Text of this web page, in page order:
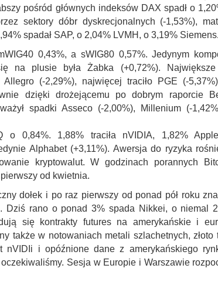
pośród głównych indeksów DAX spadł o
sektory dóbr dyskrecjonalnych (-1,53%),
spadał SAP, o 2,04% LVMH, o 3,19% Siemens.
0,43%, a sWIG80 0,57%. Jedynym
na plusie była Żabka (+0,72%).
(-2,29%), najwięcej traciło PGE (-
dzięki drożejącemu po dobrym raporcie
spadki Asseco (-2,00%), Millenium (-
o 0,84%. 1,88% traciła nVIDIA, 1,82%
Alphabet (+3,11%). Awersja do ryzyka
kryptowalut. W godzinach porannych
od kwietnia.
dołek i po raz pierwszy od ponad pół roku
Dziś rano o ponad 3% spada Nikkei, o niemal
się kontrakty futures na amerykańskie i
także w notowaniach metali szlachetnych, złoto
nVIDIi i opóźnione dane z amerykańskiego
Sesja w Europie i Warszawie